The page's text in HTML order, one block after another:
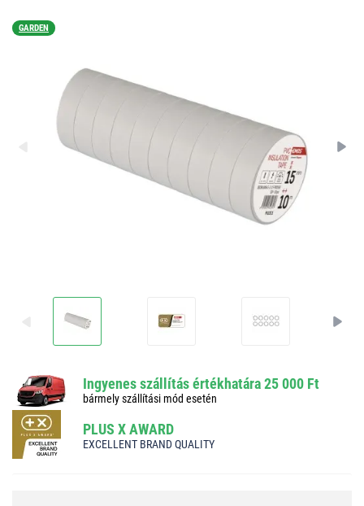
GARDEN
Ingyenes szállítás értékhatára 25 000 Ft
bármely szállítási mód esetén
PLUS X AWARD
EXCELLENT BRAND QUALITY